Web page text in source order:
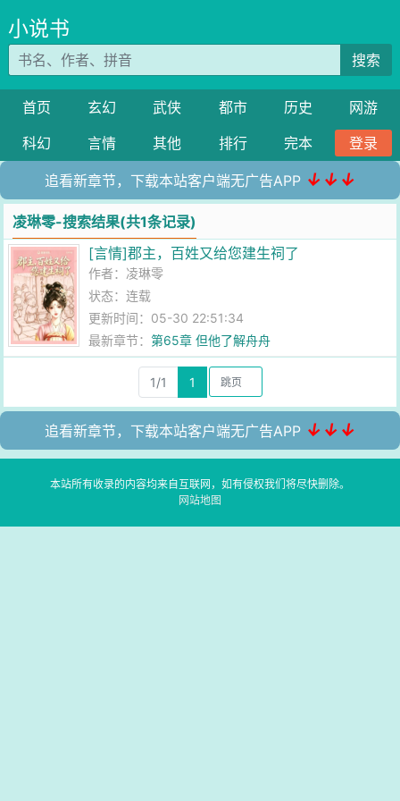
小说书
搜索
首页 玄幻 武侠 都市 历史
网游
科幻
言情 其他 排行 完本 登录
追看新章节，下载本站客户端无广告APP ↓↓↓
凌琳零-搜索结果(共1条记录)
[言情]郡主，百姓又给您建生祠了
作者： 凌琳零
状态：连载
更新时间：05-30 22:51:34
最新章节：第65章 但他了解舟舟
1/1 1
追看新章节，下载本站客户端无广告APP ↓↓↓
本站所有收录的内容均来自互联网，如有侵权我们将尽快删除。
网站地图